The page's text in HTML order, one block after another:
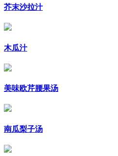
芥末沙拉汁
木瓜汁
美味欧芹腰果汤
南瓜梨子汤